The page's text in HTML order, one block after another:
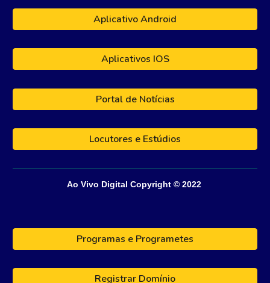
Aplicativo Android
Aplicativos IOS
Portal de Notícias
Locutores e Estúdios
Ao Vivo Digital Copyright © 2022
Programas e Programetes
Registrar Domínio